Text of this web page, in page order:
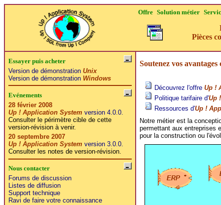
Offre Solution métier
Pièces
Essayer puis acheter
Version de démonstration Unix
Version de démonstration Windows
Evénements
28 février 2008
Up ! Application System version 4.0.0.
Consulter le périmètre cible de cette
version-révision à venir.
20 septembre 2007
Up ! Application System version 3.0.0.
Consulter les notes de version-révision.
Nous contacter
Forums de discussion
Listes de diffusion
Support technique
Ravi de faire votre connaissance
Soutenez vos
Découvrez l'offre Up !
Politique tarifaire d'Up
Ressources d'Up !
Notre métier est la
permettant aux entreprises
pour la construction ou